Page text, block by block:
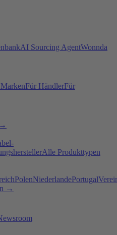
AI Sourcing AgentWonnda
Für HändlerFür
Alle Produkttypen
PolenNiederlandePortugal
→